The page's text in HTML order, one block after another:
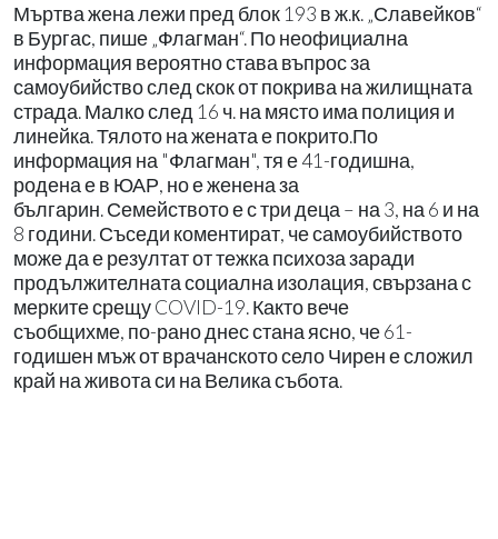
Мъртва жена лежи пред блок 193 в ж.к. „Славейков“
в Бургас, пише „Флагман“. По неофициална
информация вероятно става въпрос за
самоубийство след скок от покрива на жилищната
страда. Малко след 16 ч. на място има полиция и
линейка. Тялото на жената е покрито.По
информация на "Флагман", тя е 41-годишна,
родена е в ЮАР, но е женена за
българин. Семейството е с три деца – на 3, на 6 и на
8 години. Съседи коментират, че самоубийството
може да е резултат от тежка психоза заради
продължителната социална изолация, свързана с
мерките срещу COVID-19. Както вече
съобщихме, по-рано днес стана ясно, че 61-
годишен мъж от врачанското село Чирен е сложил
край на живота си на Велика събота.